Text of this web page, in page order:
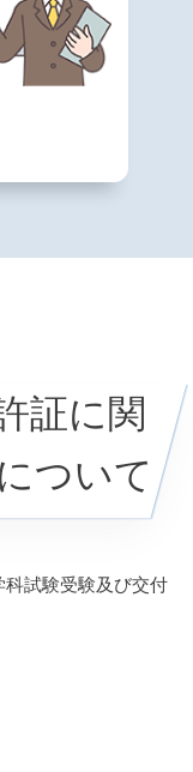
証に関
ついて
試験受験及び交付